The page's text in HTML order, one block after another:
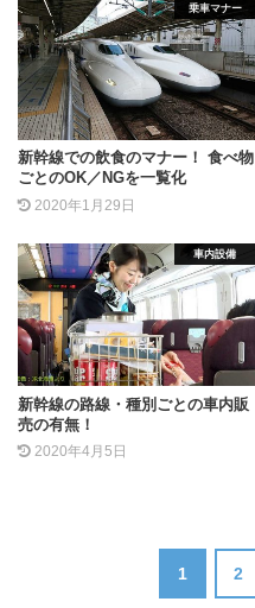
乗車マナー
新幹線での飲食のマナー！ 食べ物
ごとのOK／NGを一覧化
2020年1月29日
車内設備
新幹線の路線・種別ごとの車内販
売の有無！
2020年4月5日
1 2